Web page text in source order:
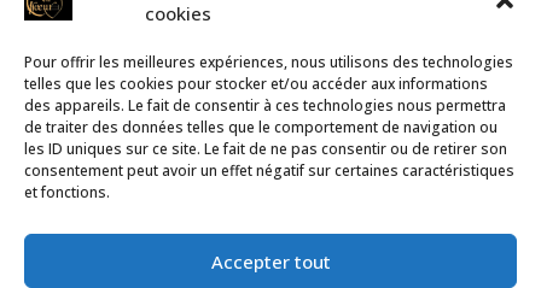
cookies
Pour offrir les meilleures expériences, nous utilisons des technologies
telles que les cookies pour stocker et/ou accéder aux informations
des appareils. Le fait de consentir à ces technologies nous permettra
de traiter des données telles que le comportement de navigation ou
les ID uniques sur ce site. Le fait de ne pas consentir ou de retirer son
consentement peut avoir un effet négatif sur certaines caractéristiques
et fonctions.
Accepter tout
✆ +32 477 91 58 46
✉ infos@coeurs-en-choeur.be
Toute proposition de partenariat en développement sera